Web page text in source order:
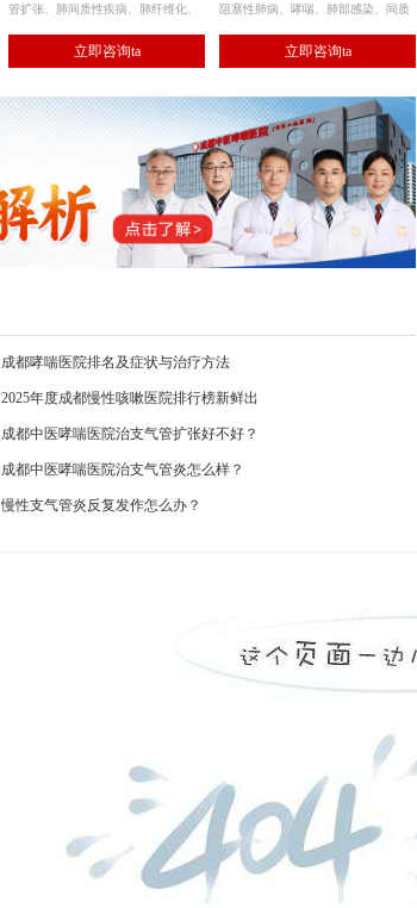
管扩张、肺间质性疾病、肺纤维化、
高压、肺血管畸形等疾病的诊治。
立即咨询ta
阻塞性肺病、哮喘、肺部感染、间质
肺部炎症及气道疾病的诊治。
立即咨询ta
成都哮喘医院排名及症状与治疗方法
2025年度成都慢性咳嗽医院排行榜新鲜出
成都中医哮喘医院治支气管扩张好不好？
成都中医哮喘医院治支气管炎怎么样？
慢性支气管炎反复发作怎么办？